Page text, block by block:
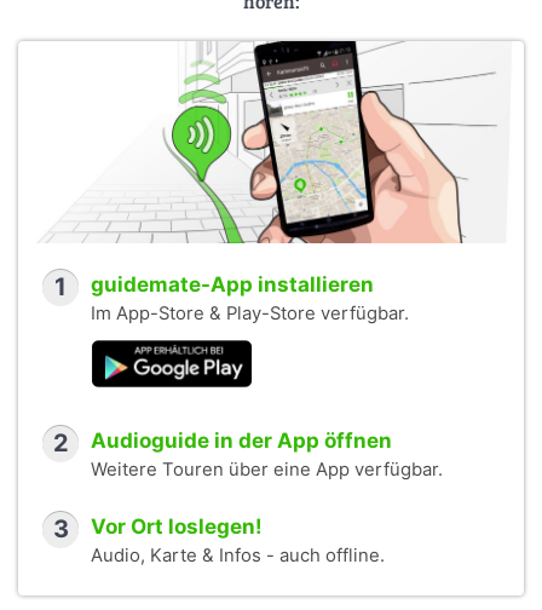
1 guidemate-App installieren
Im App-Store & Play-Store verfügbar.
2 Audioguide in der App öffnen
Weitere Touren über eine App verfügbar.
3 Vor Ort loslegen!
Audio, Karte & Infos - auch offline.